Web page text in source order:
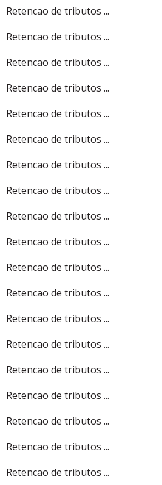
Retencao de tributos ...
Retencao de tributos ...
Retencao de tributos ...
Retencao de tributos ...
Retencao de tributos ...
Retencao de tributos ...
Retencao de tributos ...
Retencao de tributos ...
Retencao de tributos ...
Retencao de tributos ...
Retencao de tributos ...
Retencao de tributos ...
Retencao de tributos ...
Retencao de tributos ...
Retencao de tributos ...
Retencao de tributos ...
Retencao de tributos ...
Retencao de tributos ...
Retencao de tributos ...